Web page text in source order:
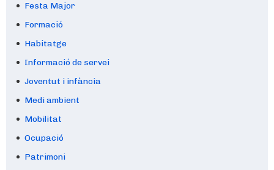
Festa Major
Formació
Habitatge
Informació de servei
Joventut i infància
Medi ambient
Mobilitat
Ocupació
Patrimoni